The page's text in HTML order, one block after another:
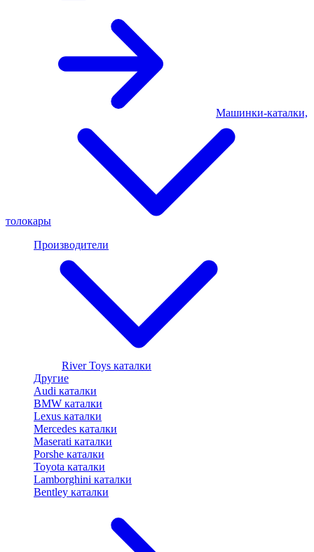
Машинки-каталки,
толокары
Производители
River Toys каталки
Другие
Audi каталки
BMW каталки
Lexus каталки
Mercedes каталки
Maserati каталки
Porshe каталки
Toyota каталки
Lamborghini каталки
Bentley каталки